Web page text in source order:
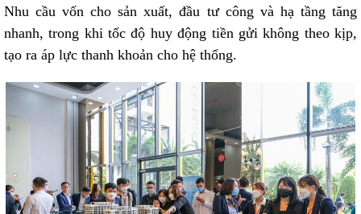
Nhu cầu vốn cho sản xuất, đầu tư công và hạ tầng tăng
nhanh, trong khi tốc độ huy động tiền gửi không theo kịp,
tạo ra áp lực thanh khoản cho hệ thống.